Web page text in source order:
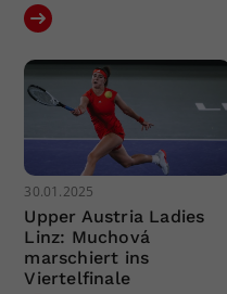
30.01.2025
Upper Austria Ladies
Linz: Muchová
marschiert ins
Viertelfinale